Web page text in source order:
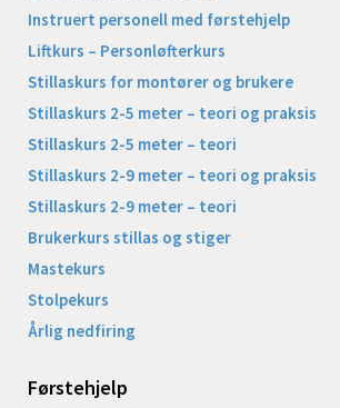
Instruert personell med førstehjelp
Liftkurs – Personløfterkurs
Stillaskurs for montører og brukere
Stillaskurs 2-5 meter – teori og praksis
Stillaskurs 2-5 meter – teori
Stillaskurs 2-9 meter – teori og praksis
Stillaskurs 2-9 meter – teori
Brukerkurs stillas og stiger
Mastekurs
Stolpekurs
Årlig nedfiring
Førstehjelp